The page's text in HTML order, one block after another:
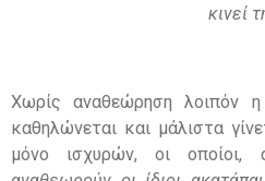
κινεί
Χωρίς αναθεώρηση λοιπόν η
καθηλώνεται και μάλιστα
μόνο ισχυρών, οι οποίοι,